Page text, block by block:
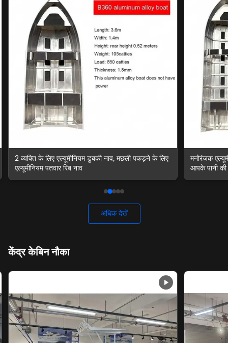
मनोरंजक एल्यूमीनियम पतवार डिंग्ही नाव 2.25 मीटर चौड़ाई
आपके पानी की गतिविधियों के लिए
कस्टम लघु
अधिक देखें
केंद्र केबिन नौका